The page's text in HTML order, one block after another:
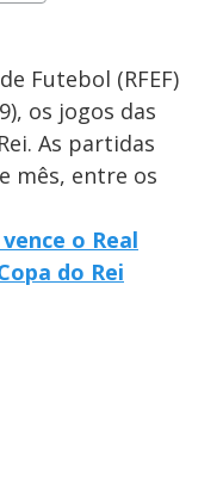
Futebol (RFEF)
os jogos das
As partidas
mês, entre os
o Real
do Rei